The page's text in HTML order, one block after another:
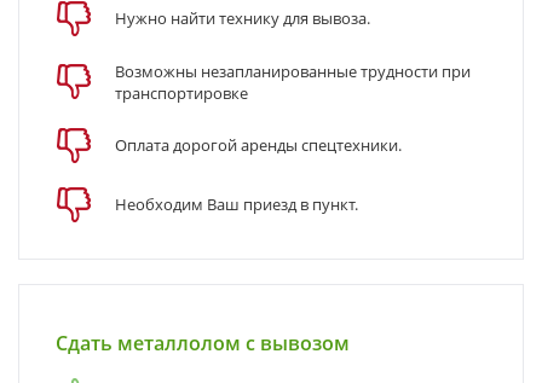
Нужно найти технику для вывоза.
Возможны незапланированные трудности при
транспортировке
Оплата дорогой аренды спецтехники.
Необходим Ваш приезд в пункт.
Сдать металлолом с вывозом